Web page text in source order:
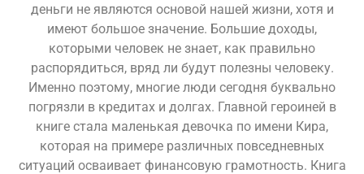
деньги не являются основой нашей жизни, хотя и
имеют большое значение. Большие доходы,
которыми человек не знает, как правильно
распорядиться, вряд ли будут полезны человеку.
Именно поэтому, многие люди сегодня буквально
погрязли в кредитах и долгах. Главной героиней в
книге стала маленькая девочка по имени Кира,
которая на примере различных повседневных
ситуаций осваивает финансовую грамотность. Книга